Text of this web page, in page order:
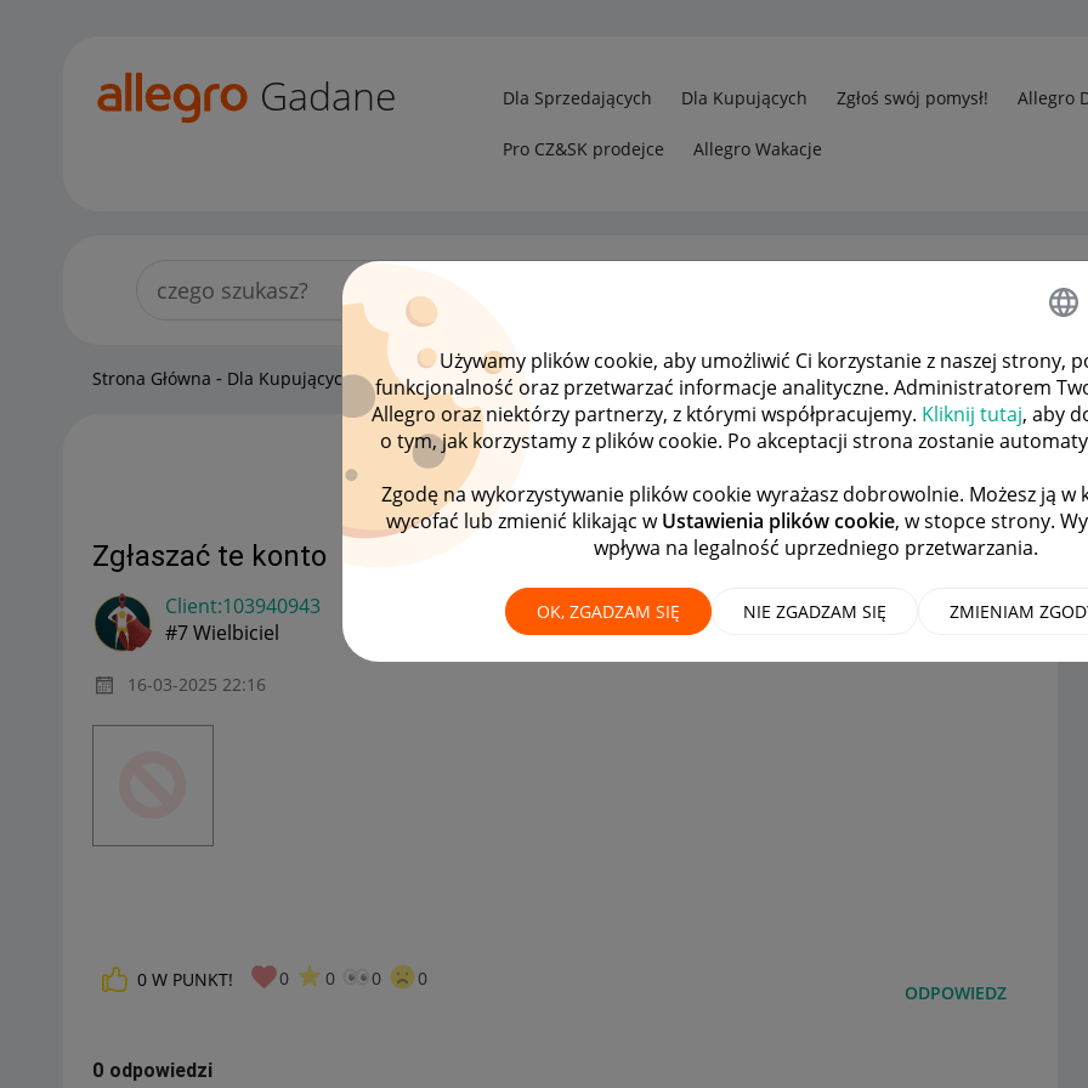
Używamy plików cookie, aby umożliwić Ci korzystanie z naszej strony,
funkcjonalność oraz przetwarzać informacje analityczne. Administratorem
Allegro oraz niektórzy partnerzy, z którymi współpracujemy. Kliknij tutaj, aby
o tym, jak korzystamy z plików cookie. Po akceptacji strona zostanie
Zgodę na wykorzystywanie plików cookie wyrażasz dobrowolnie. Możesz ją w
wycofać lub zmienić klikając wUstawienia plików cookie, w stopce strony.
wpływa na legalność uprzedniego przetwarzania.
OK, ZGADZAM SIĘ NIE ZGADZAM SIĘ ZMIENIAM
Gadane Dla Sprzedających Dla Kupujących Zgłoś swój pomysł! Allegro
Pro CZ&SK prodejce Allegro Wakacje
Strona Główna Dla Kupujących Kupujący o Allegro Lokalnie Zgłaszać te konto
Zgłaszać te konto
Client:103940943
#7 Wielbiciel
‎16-03-2025 22:16
0 W PUNKT! 0 0 0 0
ODPOWIEDZ
LISTA TEMATÓW POPRZEDNIA NASTĘPNA
0 odpowiedzi